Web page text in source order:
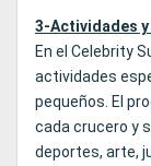
3-Actividades
En el Celebrity
actividades
pequeños. El
cada crucero y
deportes, arte,